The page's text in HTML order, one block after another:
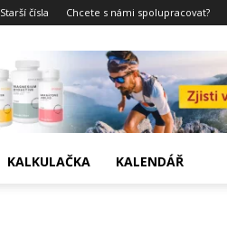
Starší čísla Chcete s námi spolupracovat?
KALKULAČKA KALENDÁŘ